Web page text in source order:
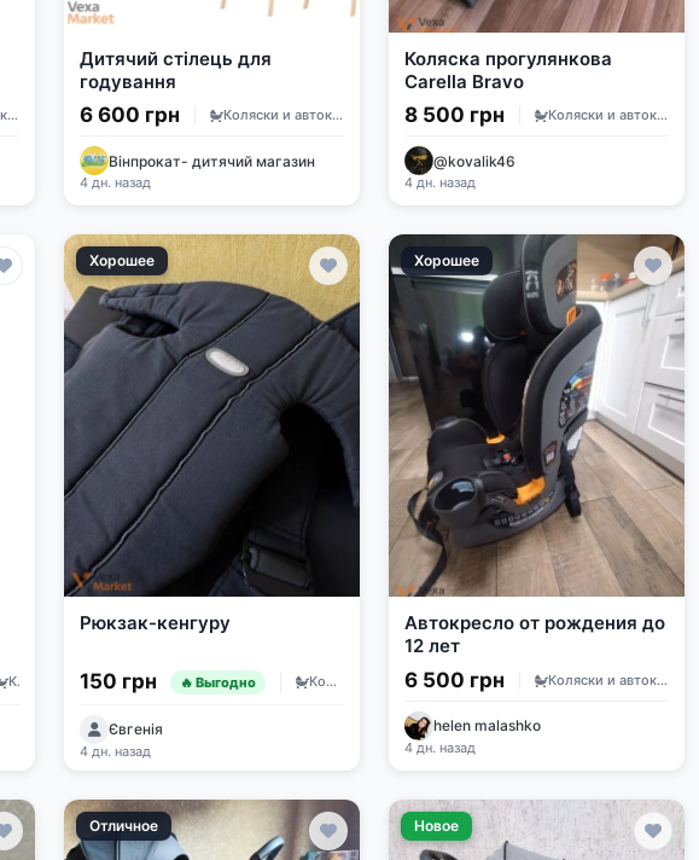
Коляски и автокресла
Дитячий стілець для
годування
6 600 грн Коляски и автокресла
Вінпрокат- дитячий магазин
4 дн. назад
Коляска прогулянкова
Carella Bravo
8 500 грн Коляски и автокресла
@kovalik46
4 дн. назад
Коляски и автокресла
Хорошее
Рюкзак-кенгуру
150 грн 🔥 Выгодно Коляски и автокресла
Євгенія
4 дн. назад
Хорошее
Автокресло от рождения до
12 лет
6 500 грн Коляски и автокресла
helen malashko
4 дн. назад
Отличное Новое